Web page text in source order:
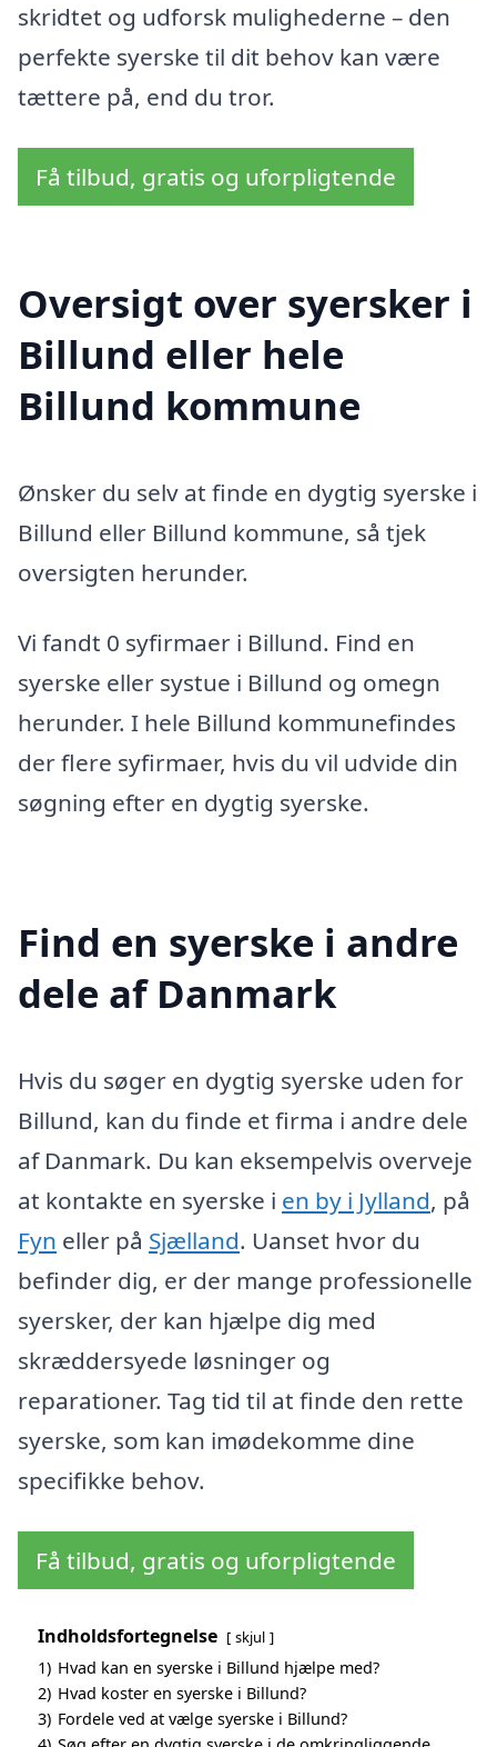
skridtet og udforsk mulighederne – den
perfekte syerske til dit behov kan være
tættere på, end du tror.
Få tilbud, gratis og uforpligtende
Oversigt over syersker i
Billund eller hele
Billund kommune
Ønsker du selv at finde en dygtig syerske i
Billund eller Billund kommune, så tjek
oversigten herunder.
Vi fandt 0 syfirmaer i Billund. Find en
syerske eller systue i Billund og omegn
herunder. I hele Billund kommunefindes
der flere syfirmaer, hvis du vil udvide din
søgning efter en dygtig syerske.
Find en syerske i andre
dele af Danmark
Hvis du søger en dygtig syerske uden for
Billund, kan du finde et firma i andre dele
af Danmark. Du kan eksempelvis overveje
at kontakte en syerske i en by i Jylland, på
Fyn eller på Sjælland. Uanset hvor du
befinder dig, er der mange professionelle
syersker, der kan hjælpe dig med
skræddersyede løsninger og
reparationer. Tag tid til at finde den rette
syerske, som kan imødekomme dine
specifikke behov.
Få tilbud, gratis og uforpligtende
Indholdsfortegnelse skjul
1) Hvad kan en syerske i Billund hjælpe med?
2) Hvad koster en syerske i Billund?
3) Fordele ved at vælge syerske i Billund?